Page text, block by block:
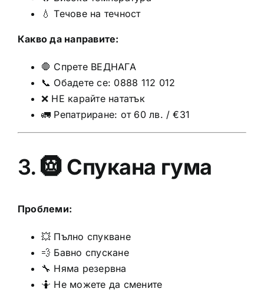
💧 Течове на течност
Какво да направите:
🛑 Спрете ВЕДНАГА
📞 Обадете се: 0888 112 012
❌ НЕ карайте нататък
🚛 Репатриране: от 60 лв. / €31
3. 🛞 Спукана гума
Проблеми:
💥 Пълно спукване
💨 Бавно спускане
🔧 Няма резервна
🤷 Не можете да смените